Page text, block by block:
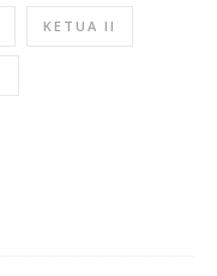
KETUA II